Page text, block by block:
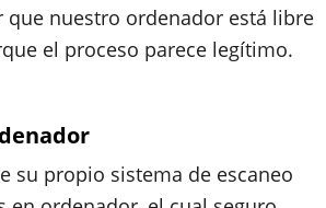
que nuestro ordenador está libre
el proceso parece legítimo.
su propio sistema de escaneo